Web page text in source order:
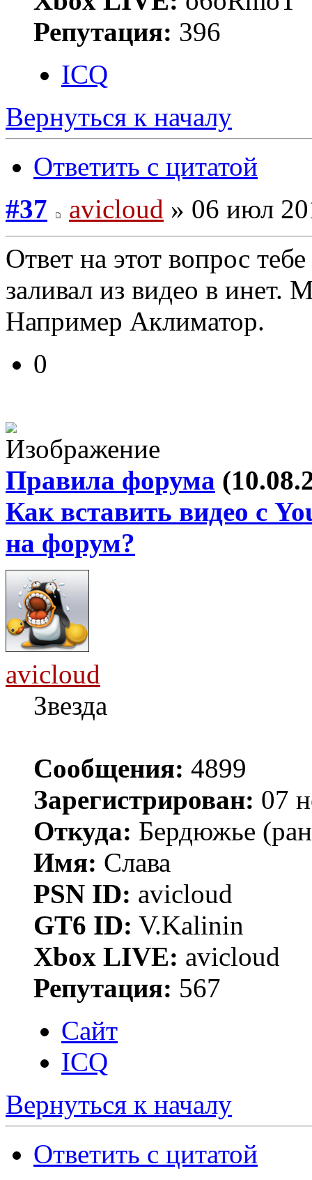
Репутация: 396
ICQ
Вернуться к началу
Ответить с цитатой
#37
avicloud » 06 июл
Ответ на этот вопрос
заливал из видео в инет.
Например Аклиматор.
0
Правила форума
Как вставить видео с
на форум?
avicloud
Звезда
Сообщения: 4899
Зарегистрирован: 07
Откуда: Бердюжье
Имя: Слава
PSN ID: avicloud
GT6 ID: V.Kalinin
Xbox LIVE: avicloud
Репутация: 567
Сайт
ICQ
Вернуться к началу
Ответить с цитатой